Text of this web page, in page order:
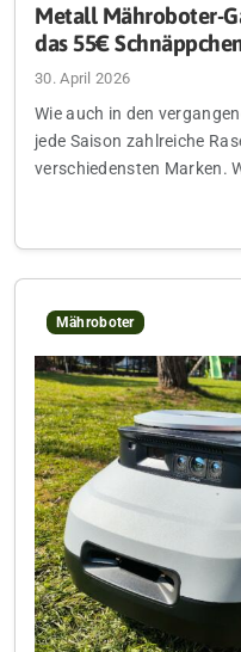
Metall Mähroboter-
das 55€
30. April 2026
Wie auch in den
jede Saison zahlreiche
verschiedensten Marken.
Mähroboter